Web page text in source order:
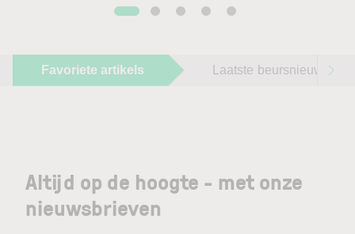
Favoriete artikels Laatste beursnieuws
Altijd op de hoogte - met onze
nieuwsbrieven